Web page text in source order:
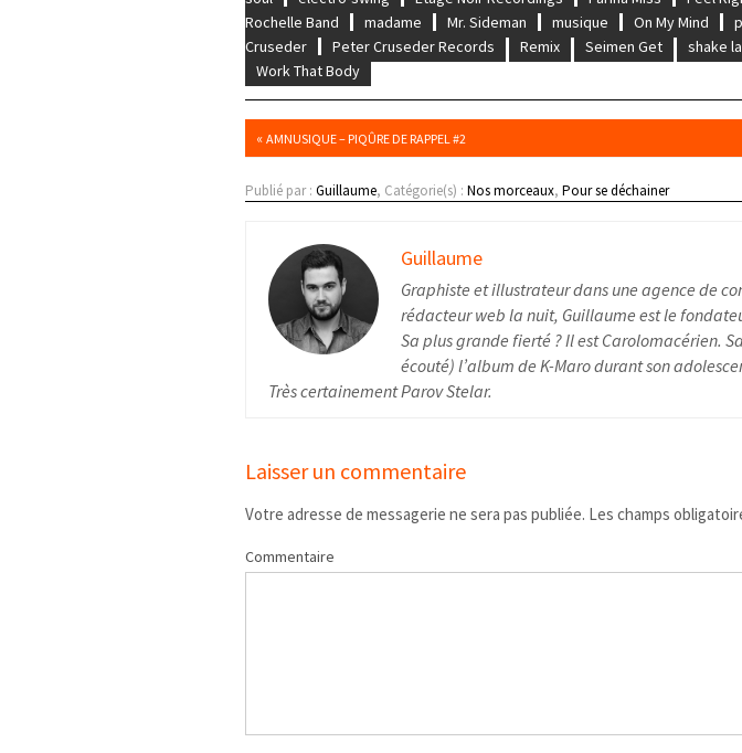
Rochelle Band
madame Mr. Sideman musique On My Mind
Cruseder
Peter Cruseder Records Remix Seimen Get shake
Work That Body
«AMNUSIQUE – PIQÛRE DE RAPPEL #2
Publié par :Guillaume, Catégorie(s) :Nos morceaux,Pour se déchainer
Guillaume
Graphiste et illustrateur dans une agence de
rédacteur web la nuit, Guillaume est le
Sa plus grande fierté ? Il est Carolomacérien.
écouté) l’album de K-Maro durant son
Très certainement Parov Stelar.
Laisser un commentaire
Votre adresse de messagerie ne sera pas publiée. Les champs
Commentaire